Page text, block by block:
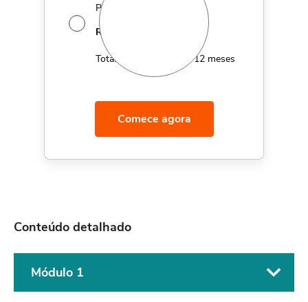
Por apenas 12x de
R$
MÊS
Total de R$179,40 por 12 meses
Comece agora
Conteúdo detalhado
Módulo 1